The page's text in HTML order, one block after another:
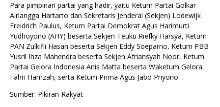
Para pimpinan partai yang hadir, yaitu Ketum Partai Golkar
Airlangga Hartarto dan Sekretaris Jenderal (Sekjen) Lodewijk
Freidrich Paulus, Ketum Partai Demokrat Agus Harimurti
Yudhoyono (AHY) beserta Sekjen Teuku Riefky Harsya, Ketum
PAN Zulkifli Hasan beserta Sekjen Eddy Soeparno, Ketum PBB
Yusril Ihza Mahendra beserta Sekjen Afriansyah Noor, Ketum
Partai Gelora Indonesia Anis Matta beserta Waketum Gelora
Fahri Hamzah, serta Ketum Prima Agus Jabo Priyono.
Sumber: Pikiran-Rakyat